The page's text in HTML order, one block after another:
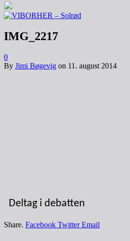
IMG_2217
0
By Jimi Bøgevig on 11. august 2014
Deltag i debatten
Share. Facebook Twitter Email